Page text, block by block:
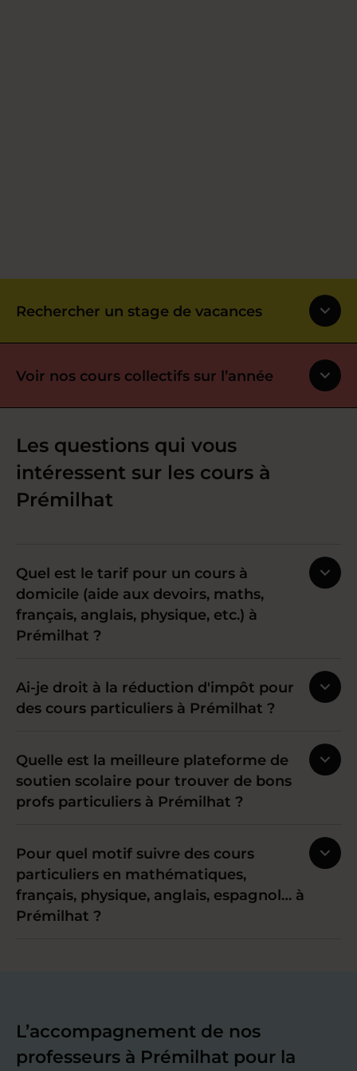
Rechercher un stage de vacances
Voir nos cours collectifs sur l’année
Les questions qui vous
intéressent sur les cours à
Prémilhat
Quel est le tarif pour un cours à
domicile (aide aux devoirs, maths,
français, anglais, physique, etc.) à
Prémilhat ?
Ai-je droit à la réduction d'impôt pour
des cours particuliers à Prémilhat ?
Quelle est la meilleure plateforme de
soutien scolaire pour trouver de bons
profs particuliers à Prémilhat ?
Pour quel motif suivre des cours
particuliers en mathématiques,
français, physique, anglais, espagnol… à
Prémilhat ?
L’accompagnement de nos
professeurs à Prémilhat pour la